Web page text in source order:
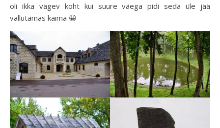
oli ikka vägev koht kui suure väega pidi seda üle jää
vallutamas käima 😀